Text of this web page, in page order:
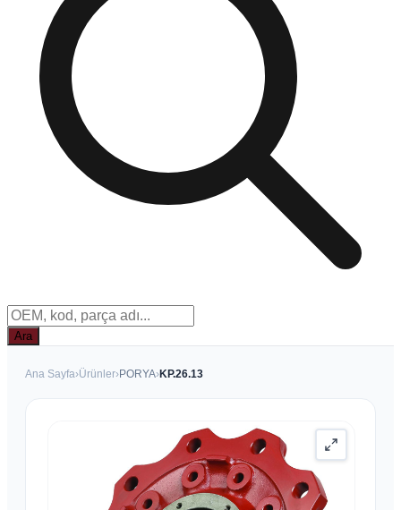
Ara
Ana Sayfa›Ürünler›PORYA›KP.26.13